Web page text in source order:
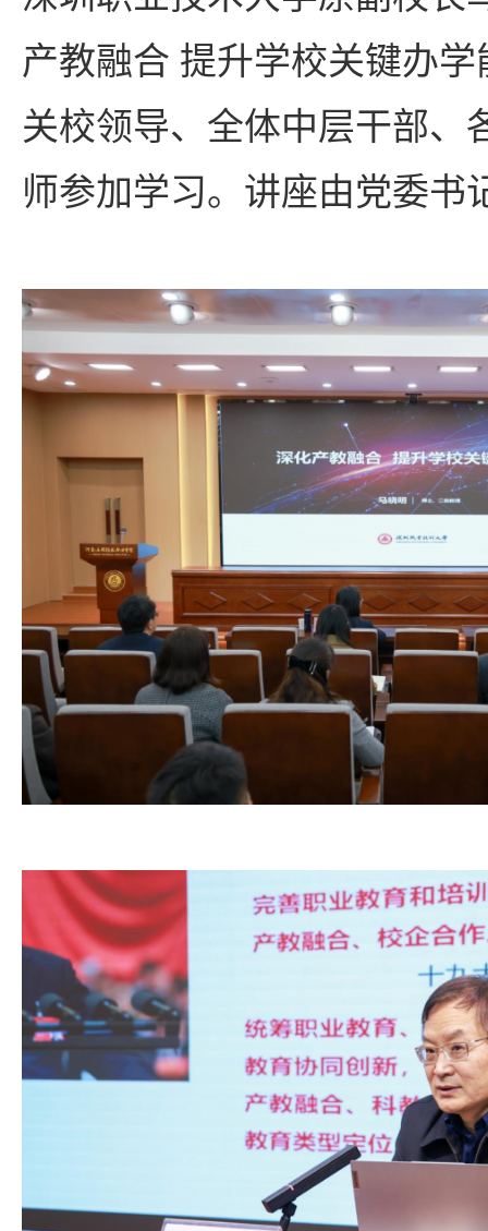
产教融合 提升学校关键办
关校领导、全体中层干部、
师参加学习。讲座由党委书